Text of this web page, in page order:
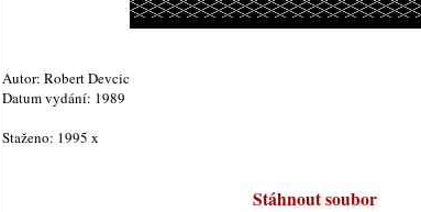
Autor: Robert Devcic
Datum vydání: 1989
Staženo: 1995 x
Stáhnout soubor